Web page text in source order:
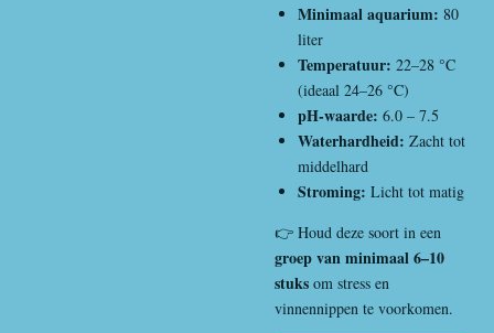
Minimaal aquarium: 80
liter
Temperatuur: 22–28 °C
(ideaal 24–26 °C)
pH-waarde: 6.0 – 7.5
Waterhardheid: Zacht tot
middelhard
Stroming: Licht tot matig
👉 Houd deze soort in een
groep van minimaal 6–10
stuks om stress en
vinnennippen te voorkomen.